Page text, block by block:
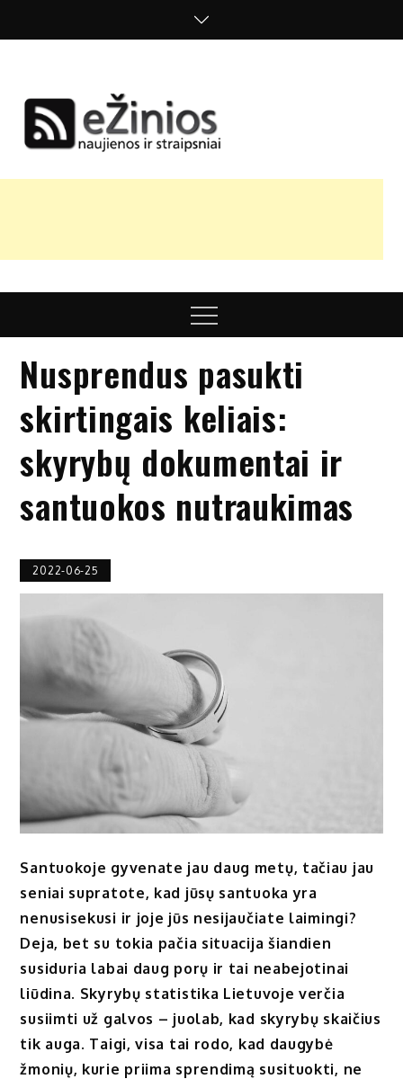
nuomonės
Menu
Nusprendus pasukti
skirtingais keliais:
skyrybų dokumentai ir
santuokos nutraukimas
2022-06-25
Santuokoje gyvenate jau daug metų, tačiau jau
seniai supratote, kad jūsų santuoka yra
nenusisekusi ir joje jūs nesijaučiate laimingi?
Deja, bet su tokia pačia situacija šiandien
susiduria labai daug porų ir tai neabejotinai
liūdina. Skyrybų statistika Lietuvoje verčia
susiimti už galvos – juolab, kad skyrybų skaičius
tik auga. Taigi, visa tai rodo, kad daugybė
žmonių, kurie priima sprendimą susituokti, ne